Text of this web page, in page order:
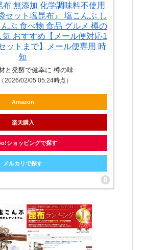
布 無添加 化学調味料不使用
セット塩昆布』 塩こんぶ し
ぶ 食べ物 食品 グルメ 樽の
気 おすすめ【メール便対応1
ットまで】メール便専用 時
短
と発酵で健幸に 樽の味
（2026/02/05 05:24時点）
Amazon
楽天購入
ショッピングで探す
メルカリで探す